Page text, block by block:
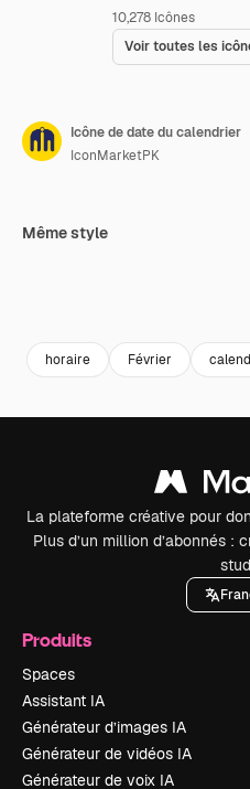
10,278 Icônes
Voir toutes les
Icône de date du calendrier
IconMarketPK
Même style
horaire Février
La plateforme créative pour
Plus d’un million d’abonnés :
Produits
Spaces
Assistant IA
Générateur d’images IA
Générateur de vidéos IA
Générateur de voix IA